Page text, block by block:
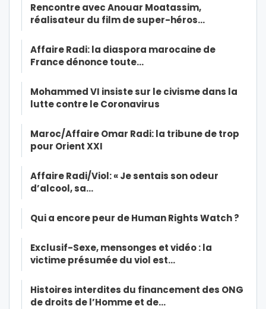
Rencontre avec Anouar Moatassim,
réalisateur du film de super-héros…
Affaire Radi: la diaspora marocaine de
France dénonce toute…
Mohammed VI insiste sur le civisme dans la
lutte contre le Coronavirus
Maroc/Affaire Omar Radi: la tribune de trop
pour Orient XXI
Affaire Radi/Viol: « Je sentais son odeur
d’alcool, sa…
Qui a encore peur de Human Rights Watch ?
Exclusif-Sexe, mensonges et vidéo : la
victime présumée du viol est…
Histoires interdites du financement des ONG
de droits de l’Homme et de…